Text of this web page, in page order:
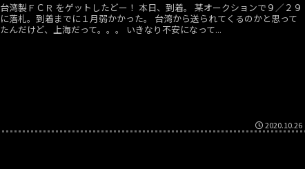
台湾製ＦＣＲ をゲットしたどー！ 本日、到着。 某オークションで９／２９
に落札。到着までに１月弱かかった。 台湾から送られてくるのかと思って
たんだけど、上海だって。。。 いきなり不安になって...
2020.10.26